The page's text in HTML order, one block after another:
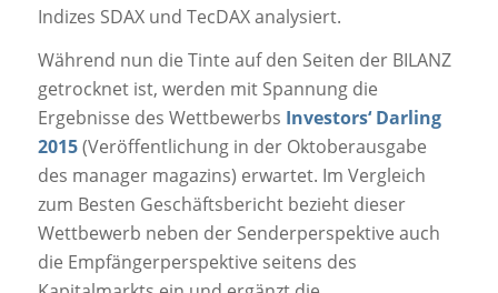
Indizes SDAX und TecDAX analysiert.
Während nun die Tinte auf den Seiten der BILANZ
getrocknet ist, werden mit Spannung die
Ergebnisse des Wettbewerbs Investors‘ Darling
2015(Veröffentlichung in der Oktoberausgabe
des manager magazins) erwartet. Im Vergleich
zum Besten Geschäftsbericht bezieht dieser
Wettbewerb neben der Senderperspektive auch
die Empfängerperspektive seitens des